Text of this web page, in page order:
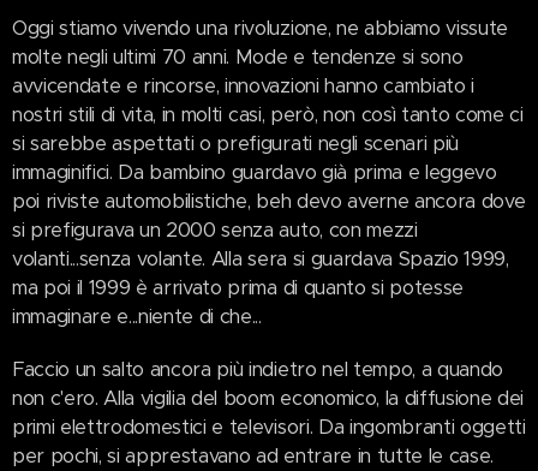
Oggi stiamo vivendo una rivoluzione, ne abbiamo vissute
molte negli ultimi 70 anni. Mode e tendenze si sono
avvicendate e rincorse, innovazioni hanno cambiato i
nostri stili di vita, in molti casi, però, non così tanto come ci
si sarebbe aspettati o prefigurati negli scenari più
immaginifici. Da bambino guardavo già prima e leggevo
poi riviste automobilistiche, beh devo averne ancora dove
si prefigurava un 2000 senza auto, con mezzi
volanti...senza volante. Alla sera si guardava Spazio 1999,
ma poi il 1999 è arrivato prima di quanto si potesse
immaginare e...niente di che...
Faccio un salto ancora più indietro nel tempo, a quando
non c'ero. Alla vigilia del boom economico, la diffusione dei
primi elettrodomestici e televisori. Da ingombranti oggetti
per pochi, si apprestavano ad entrare in tutte le case.